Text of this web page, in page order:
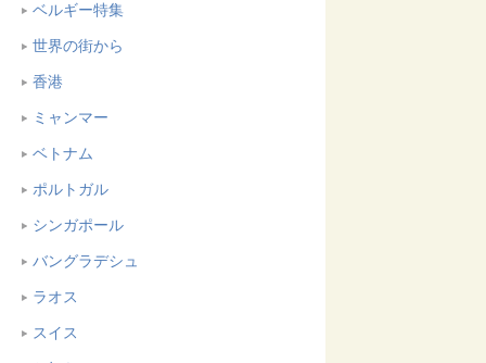
ベルギー特集
世界の街から
香港
ミャンマー
ベトナム
ポルトガル
シンガポール
バングラデシュ
ラオス
スイス